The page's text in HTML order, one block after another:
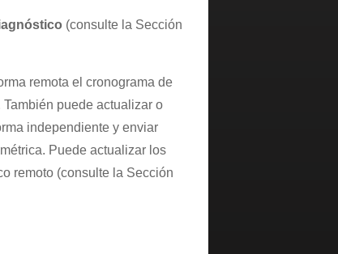
(consulte la Sección
remota el cronograma de
puede actualizar o
independiente y enviar
Puede actualizar los
remoto (consulte la Sección